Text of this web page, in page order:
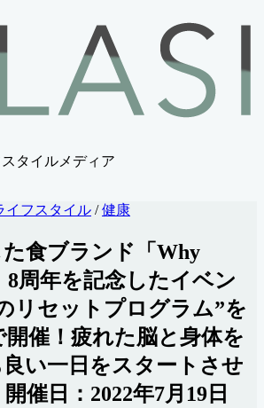
タイルメディア
イフスタイル /健康
食ブランド「Why
8周年を記念したイベン
リセットプログラム”を
催！疲れた脳と身体を
い一日をスタートさせ
催日：2022年7月19日